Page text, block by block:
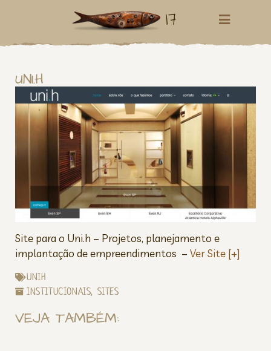
17
UNI.H
Site para o Uni.h – Projetos, planejamento e
implantação de empreendimentos – Ver Site [+]
UNIH
INSTITUCIONAIS, SITES
VEJA TAMBÉM: